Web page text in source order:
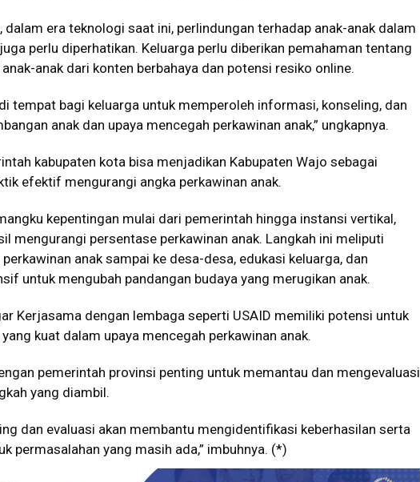
dalam era teknologi saat ini, perlindungan terhadap anak-anak dalam
perlu diperhatikan. Keluarga perlu diberikan pemahaman tentang
anak dari konten berbahaya dan potensi resiko online.
tempat bagi keluarga untuk memperoleh informasi, konseling, dan
anak dan upaya mencegah perkawinan anak,” ungkapnya.
kabupaten kota bisa menjadikan Kabupaten Wajo sebagai
efektif mengurangi angka perkawinan anak.
kepentingan mulai dari pemerintah hingga instansi vertikal,
mengurangi persentase perkawinan anak. Langkah ini meliputi
anak sampai ke desa-desa, edukasi keluarga, dan
untuk mengubah pandangan budaya yang merugikan anak.
Kerjasama dengan lembaga seperti USAID memiliki potensi untuk
kuat dalam upaya mencegah perkawinan anak.
pemerintah provinsi penting untuk memantau dan mengevaluasi
yang diambil.
dan evaluasi akan membantu mengidentifikasi keberhasilan serta
permasalahan yang masih ada,” imbuhnya. (*)